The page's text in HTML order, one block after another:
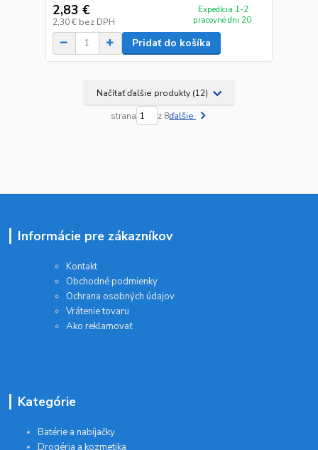
2,83 €
2,30 € bez DPH
Expedícia 1-2
pracovné dni 20
Pridať do košíka
Načítať ďalšie produkty (12)
strana z 8ďalšie
Informácie pre zákazníkov
Kontakt
Obchodné podmienky
Ochrana osobných údajov
Vrátenie tovaru
Ako reklamovať
Kategórie
Batérie a nabíjačky
Drogéria a kozmetika